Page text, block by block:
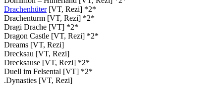
Drachenhüter[VT, Rezi] *2*
Drachenturm [VT, Rezi] *2*
Dragi Drache [VT] *2*
Dragon Castle [VT, Rezi] *2*
Dreams [VT, Rezi]
Drecksau [VT, Rezi]
Drecksause [VT, Rezi] *2*
Duell im Felsental [VT] *2*
.Dynasties [VT, Rezi]